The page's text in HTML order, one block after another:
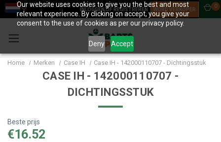
Our website uses cookies to give you the best and most
relevant experience. By clicking on accept, you give your
consent to the use of cookies as per our privacy policy.
Deny Accept
INLOGGEN OF REGISTREREN WORD VERKOPER
0
Home Merken Case IH Case IH - 142000110707 - Dichtingsstuk
CASE IH - 142000110707 -
DICHTINGSSTUK
Beste prijs
€16.52